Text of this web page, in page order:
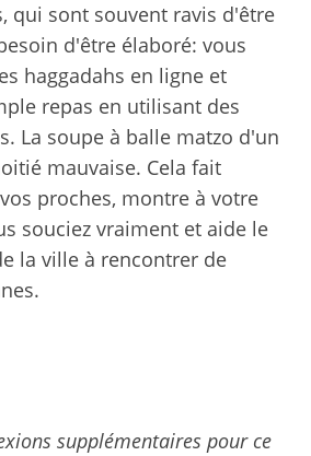
qui sont souvent ravis d'être
d'être élaboré: vous
haggadahs en ligne et
repas en utilisant des
La soupe à balle matzo d'un
mauvaise. Cela fait
proches, montre à votre
souciez vraiment et aide le
la ville à rencontrer de
supplémentaires pour ce